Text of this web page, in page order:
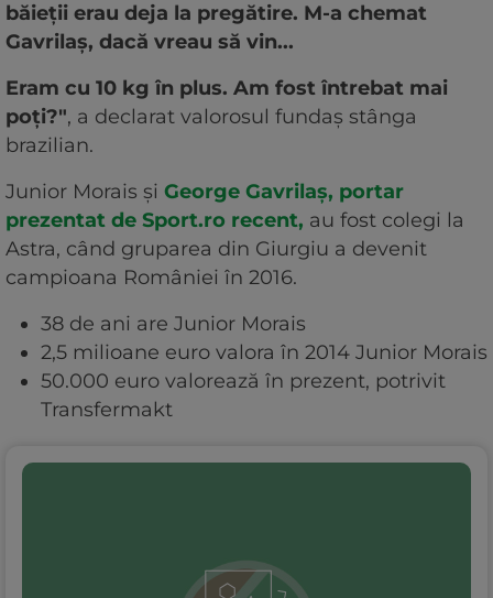
băieții erau deja la pregătire. M-a chemat
Gavrilaș, dacă vreau să vin...
Eram cu 10 kg în plus. Am fost întrebat mai
poți?", a declarat valorosul fundaș stânga
brazilian.
Junior Morais și George Gavrilaș, portar
prezentat de Sport.ro recent, au fost colegi la
Astra, când gruparea din Giurgiu a devenit
campioana României în 2016.
38 de ani are Junior Morais
2,5 milioane euro valora în 2014 Junior Morais
50.000 euro valorează în prezent, potrivit
Transfermakt